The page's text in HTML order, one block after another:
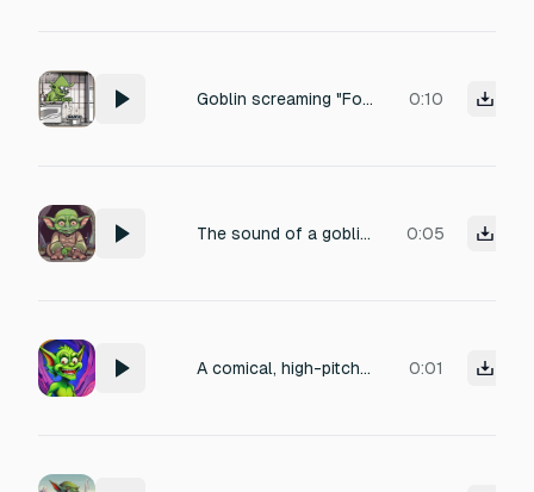
Goblin screaming "For Stew!" 0:10
The sound of a goblin crying, balling uncontrollably 0:05
A comical, high-pitched female goblin death scream, lasting 0.3 seconds. The sound should have a brittle and echoed quality, as if originating from a cavernous environment. Include a slight cartoonish reverb and dynamic processing to accentuate the comedic timing. 0:01